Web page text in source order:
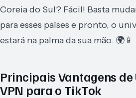
Coreia do Sul? Fácil! Basta
para esses países e pronto, o
estará na palma da sua mão. 🌍📱
Principais Vantagens de
VPN para o TikTok